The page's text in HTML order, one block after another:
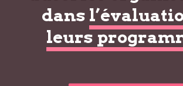
dans
leurs